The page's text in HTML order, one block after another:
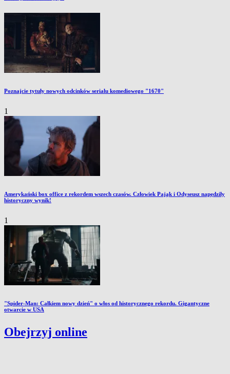
Poznajcie tytuły nowych odcinków serialu komediowego "1670"
1
Amerykański box office z rekordem wszech czasów. Człowiek Pająk i Odyseusz napędziły
historyczny wynik!
1
"Spider-Man: Całkiem nowy dzień" o włos od historycznego rekordu. Gigantyczne
otwarcie w USA
Obejrzyj online